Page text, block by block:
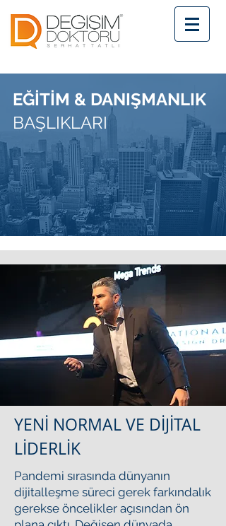
EĞİTİM & DANIŞMANLIK
BAŞLIKLARI
YENİ NORMAL VE DİJİTAL
LİDERLİK
Pandemi sırasında dünyanın
dijitalleşme süreci gerek farkındalık
gerekse öncelikler açısından ön